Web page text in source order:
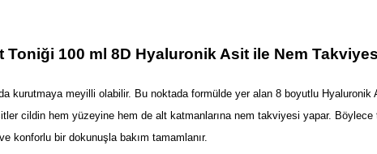
Toniği 100 ml 8D Hyaluronik Asit ile Nem
kurutmaya meyilli olabilir. Bu noktada formülde yer alan 8 boyutlu
cildin hem yüzeyine hem de alt katmanlarına nem takviyesi yapar. Böylece
konforlu bir dokunuşla bakım tamamlanır.